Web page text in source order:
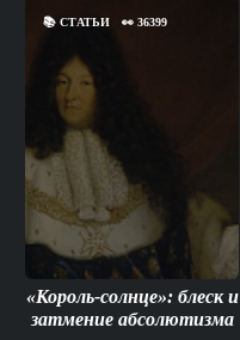
📚 СТАТЬИ 👀 36399
«Король-солнце»: блеск и
затмение абсолютизма